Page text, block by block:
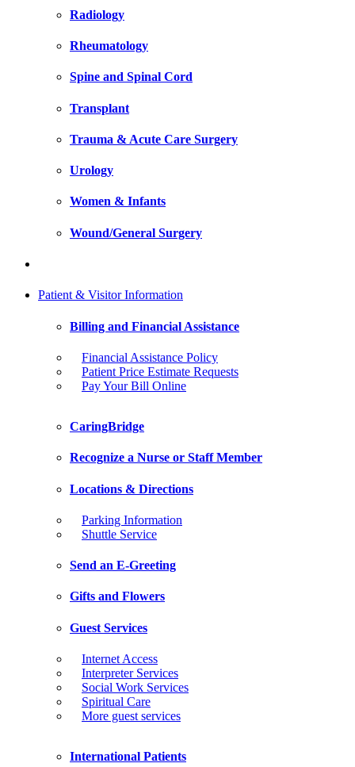
Radiology
Rheumatology
Spine and Spinal Cord
Transplant
Trauma & Acute Care Surgery
Urology
Women & Infants
Wound/General Surgery
Patient & Visitor Information
Billing and Financial Assistance
Financial Assistance Policy
Patient Price Estimate Requests
Pay Your Bill Online
CaringBridge
Recognize a Nurse or Staff Member
Locations & Directions
Parking Information
Shuttle Service
Send an E-Greeting
Gifts and Flowers
Guest Services
Internet Access
Interpreter Services
Social Work Services
Spiritual Care
More guest services
International Patients